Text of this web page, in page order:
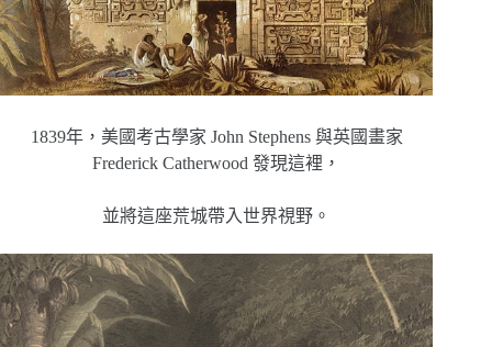
1839年，美國考古學家 John Stephens 與英國畫家
Frederick Catherwood 發現這裡，
並將這座荒城帶入世界視野。